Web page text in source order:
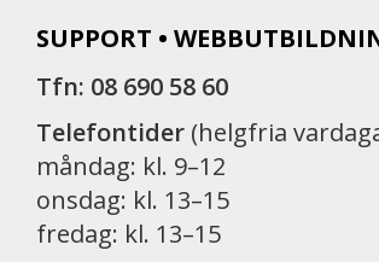
SUPPORT •
Tfn: 08 690 58 60
Telefontider (helgfria
måndag: kl. 9–12
onsdag: kl. 13–15
fredag: kl. 13–15